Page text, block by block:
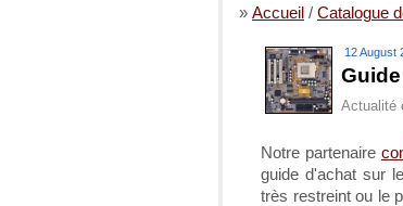
» Accueil / Catalogue
12 August
Actualité
Notre partenaire
guide d'achat sur
très restreint ou le